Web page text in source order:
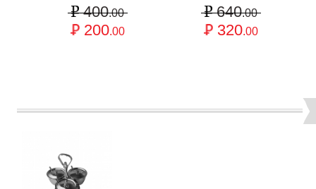
400.00
200.00
640.00
320.00